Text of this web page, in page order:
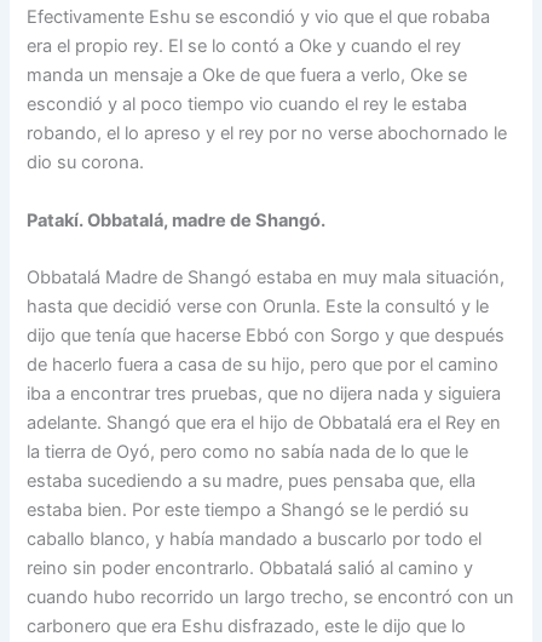
Efectivamente Eshu se escondió y vio que el que robaba
era el propio rey. El se lo contó a Oke y cuando el rey
manda un mensaje a Oke de que fuera a verlo, Oke se
escondió y al poco tiempo vio cuando el rey le estaba
robando, el lo apreso y el rey por no verse abochornado le
dio su corona.
Patakí. Obbatalá, madre de Shangó.
Obbatalá Madre de Shangó estaba en muy mala situación,
hasta que decidió verse con Orunla. Este la consultó y le
dijo que tenía que hacerse Ebbó con Sorgo y que después
de hacerlo fuera a casa de su hijo, pero que por el camino
iba a encontrar tres pruebas, que no dijera nada y siguiera
adelante. Shangó que era el hijo de Obbatalá era el Rey en
la tierra de Oyó, pero como no sabía nada de lo que le
estaba sucediendo a su madre, pues pensaba que, ella
estaba bien. Por este tiempo a Shangó se le perdió su
caballo blanco, y había mandado a buscarlo por todo el
reino sin poder encontrarlo. Obbatalá salió al camino y
cuando hubo recorrido un largo trecho, se encontró con un
carbonero que era Eshu disfrazado, este le dijo que lo